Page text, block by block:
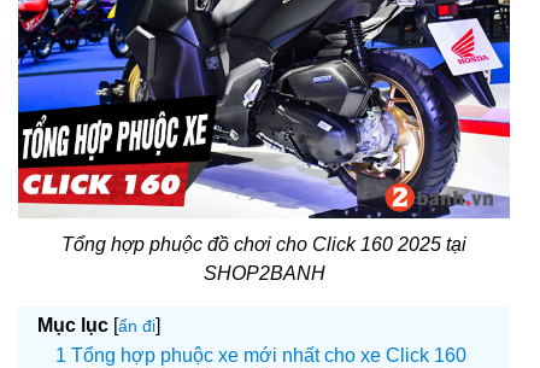
Tổng hợp phuộc đồ chơi cho Click 160 2025 tại
SHOP2BANH
Mục lục [ẩn đi]
Tổng hợp phuộc xe mới nhất cho xe Click 160